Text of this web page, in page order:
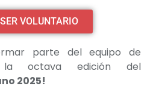
VOLUNTARIO
parte del equipo de
la octava edición del
2025!